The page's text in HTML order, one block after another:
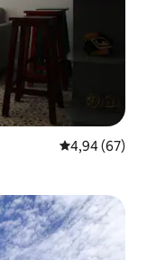
Gemiddelde
4,94 (67)